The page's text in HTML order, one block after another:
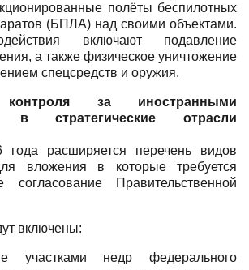
полёты беспилотных
(БПЛА) над своими объектами.
включают подавление
а также физическое уничтожение
спецсредств и оружия.
контроля за иностранными
в стратегические отрасли
расширяется перечень видов
вложения в которые требуется
согласование Правительственной
включены:
участками недр федерального